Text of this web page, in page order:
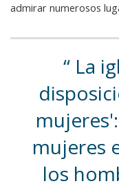
admirar numerosos
La
mujeres
los